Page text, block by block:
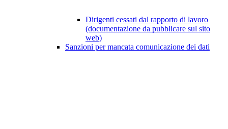
Dirigenti cessati dal rapporto di lavoro
(documentazione da pubblicare sul sito
web)
Sanzioni per mancata comunicazione dei dati